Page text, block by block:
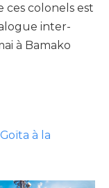
ces colonels est
inter-
à Bamako
à la